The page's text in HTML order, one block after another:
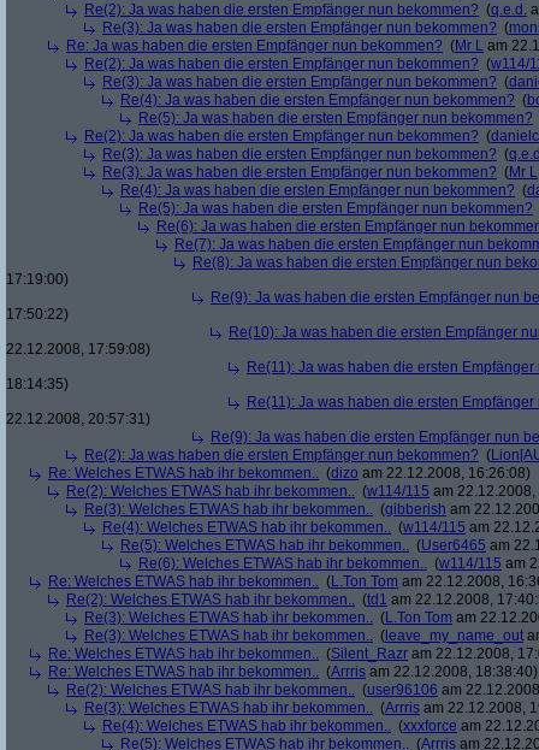
Re(2): Ja was haben die ersten Empfänger nun bekommen? (q.e.d.
Re(3): Ja was haben die ersten Empfänger nun bekommen? (
Re: Ja was haben die ersten Empfänger nun bekommen? (Mr L am
Re(2): Ja was haben die ersten Empfänger nun bekommen? (w114/
Re(3): Ja was haben die ersten Empfänger nun bekommen? (
Re(4): Ja was haben die ersten Empfänger nun bekommen? (
Re(5): Ja was haben die ersten Empfänger nun bekommen?
Re(2): Ja was haben die ersten Empfänger nun bekommen? (
Re(3): Ja was haben die ersten Empfänger nun bekommen? (
Re(3): Ja was haben die ersten Empfänger nun bekommen? (Mr L
Re(4): Ja was haben die ersten Empfänger nun bekommen? (
Re(5): Ja was haben die ersten Empfänger nun bekommen?
Re(6): Ja was haben die ersten Empfänger nun
Re(7): Ja was haben die ersten Empfänger nun
Re(8): Ja was haben die ersten Empfänger nun
17:19:00)
Re(9): Ja was haben die ersten Empfänger nun
17:50:22)
Re(10): Ja was haben die ersten Empfänger
22.12.2008, 17:59:08)
Re(11): Ja was haben die ersten
18:14:35)
Re(11): Ja was haben die ersten
22.12.2008, 20:57:31)
Re(9): Ja was haben die ersten Empfänger nun
Re(2): Ja was haben die ersten Empfänger nun bekommen? (
Re: Welches ETWAS hab ihr bekommen.. (dizo am 22.12.2008, 16:26:08)
Re(2): Welches ETWAS hab ihr bekommen.. (w114/115 am
Re(3): Welches ETWAS hab ihr bekommen.. (gibberish am
Re(4): Welches ETWAS hab ihr bekommen.. (w114/115 am
Re(5): Welches ETWAS hab ihr bekommen.. (User6465 am
Re(6): Welches ETWAS hab ihr bekommen.. (w114/115 am
Re: Welches ETWAS hab ihr bekommen.. (L.Ton Tom am 22.12.2008,
Re(2): Welches ETWAS hab ihr bekommen.. (td1 am 22.12.2008,
Re(3): Welches ETWAS hab ihr bekommen.. (L.Ton Tom am
Re(3): Welches ETWAS hab ihr bekommen.. ( leave_my_name_out
Re: Welches ETWAS hab ihr bekommen.. (Silent_Razr am 22.12.2008,
Re: Welches ETWAS hab ihr bekommen.. (Arrris am 22.12.2008, 18:38:40)
Re(2): Welches ETWAS hab ihr bekommen.. (user96106 am
Re(3): Welches ETWAS hab ihr bekommen.. (Arrris am 22.12.2008,
Re(4): Welches ETWAS hab ihr bekommen.. (xxxforce am
Re(5): Welches ETWAS hab ihr bekommen.. (Arrris am